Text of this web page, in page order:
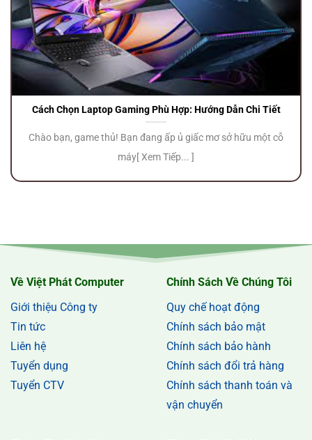
Cách Chọn Laptop Gaming Phù Hợp: Hướng Dẫn Chi Tiết
Chào bạn, game thủ! Bạn đang ấp ủ giấc mơ sở hữu một cỗ
máy[ Xem Tiếp... ]
Về Việt Phát Computer
Giới thiệu Công ty
Tin tức
Liên hệ
Tuyển dụng
Tuyển CTV
Chính Sách Về Chúng Tôi
Quy chế hoạt động
Chính sách bảo mật
Chính sách bảo hành
Chính sách đổi trả hàng
Chính sách thanh toán và
vận chuyển